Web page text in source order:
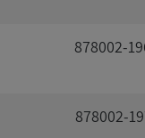
878002-
878002-